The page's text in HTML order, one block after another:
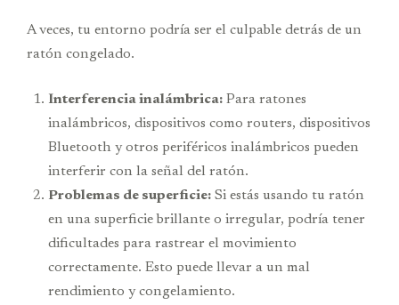
A veces, tu entorno podría ser el culpable detrás de un
ratón congelado.
Interferencia inalámbrica: Para ratones
inalámbricos, dispositivos como routers, dispositivos
Bluetooth y otros periféricos inalámbricos pueden
interferir con la señal del ratón.
Problemas de superficie: Si estás usando tu ratón
en una superficie brillante o irregular, podría tener
dificultades para rastrear el movimiento
correctamente. Esto puede llevar a un mal
rendimiento y congelamiento.